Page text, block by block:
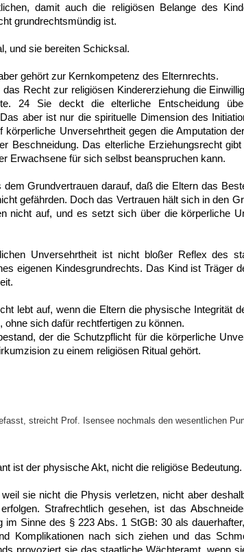
damit auch die religiösen Belange des
grundrechtsmündig ist.
und sie bereiten Schicksal.
gehört zur Kernkompetenz des Elternrechts.
Recht zur religiösen Kindererziehung die
24 Sie deckt die elterliche Entscheidung
aber ist nur die spirituelle Dimension des
Unversehrtheit gegen die Amputation
Beschneidung. Das elterliche Erziehungsrecht
Erwachsene für sich selbst beanspruchen kann.
dem Grundvertrauen darauf, daß die Eltern das
gefährden. Doch das Vertrauen hält sich in den
nicht auf, und es setzt sich über die körperliche
Unversehrtheit ist nicht bloßer Reflex des
eigenen Kindesgrundrechts. Das Kind ist Träger
lebt auf, wenn die Eltern die physische Integrität
ohne sich dafür rechtfertigen zu können.
der die Schutzpflicht für die körperliche
zu einem religiösen Ritual gehört.
streicht Prof. Isensee nochmals den wesentlichen
ist der physische Akt, nicht die religiöse Bedeutung.
sie nicht die Physis verletzen, nicht aber
Strafrechtlich gesehen, ist das
im Sinne des § 223 Abs. 1 StGB: 30 als
Komplikationen nach sich ziehen und das